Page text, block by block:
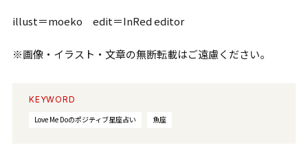
illust＝moeko edit＝InRed editor
※画像・イラスト・文章の無断転載はご遠慮ください。
KEYWORD
Love Me Doのポジティブ星座占い
魚座